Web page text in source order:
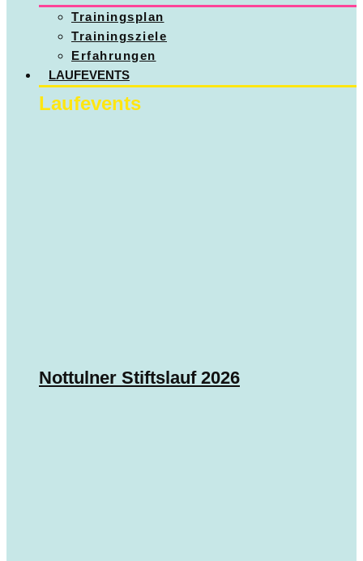
Trainingsplan
Trainingsziele
Erfahrungen
LAUFEVENTS
Laufevents
Nottulner Stiftslauf 2026